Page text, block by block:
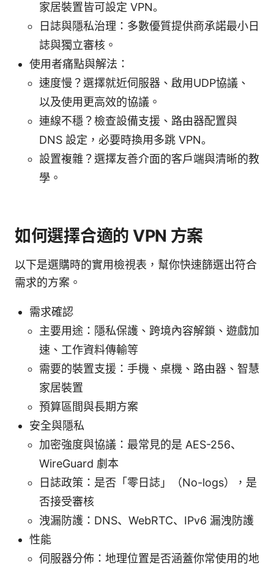
家居裝置皆可設定 VPN。
日誌與隱私治理：多數優質提供商承諾最小日
誌與獨立審核。
使用者痛點與解法：
速度慢？選擇就近伺服器、啟用UDP協議、
以及使用更高效的協議。
連線不穩？檢查設備支援、路由器配置與
DNS 設定，必要時換用多跳 VPN。
設置複雜？選擇友善介面的客戶端與清晰的教
學。
如何選擇合適的 VPN 方案
以下是選購時的實用檢視表，幫你快速篩選出符合
需求的方案。
需求確認
主要用途：隱私保護、跨境內容解鎖、遊戲加
速、工作資料傳輸等
需要的裝置支援：手機、桌機、路由器、智慧
家居裝置
預算區間與長期方案
安全與隱私
加密強度與協議：最常見的是 AES-256、
WireGuard 劇本
日誌政策：是否「零日誌」（No-logs），是
否接受審核
洩漏防護：DNS、WebRTC、IPv6 漏洩防護
性能
伺服器分佈：地理位置是否涵蓋你常使用的地